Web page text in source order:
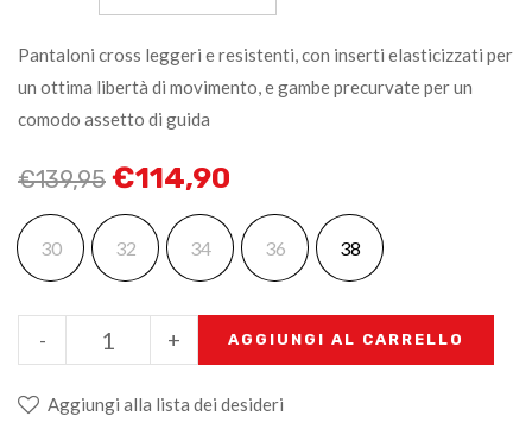
Pantaloni cross leggeri e resistenti, con inserti elasticizzati per
un ottima libertà di movimento, e gambe precurvate per un
comodo assetto di guida
€139,95 €114,90
30 32 34 36 38
+
- AGGIUNGI AL CARRELLO
Aggiungi alla lista dei desideri